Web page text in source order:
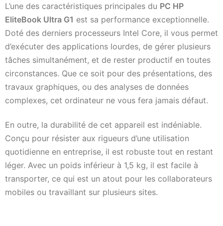
L’une des caractéristiques principales du PC HP
EliteBook Ultra G1 est sa performance exceptionnelle.
Doté des derniers processeurs Intel Core, il vous permet
d’exécuter des applications lourdes, de gérer plusieurs
tâches simultanément, et de rester productif en toutes
circonstances. Que ce soit pour des présentations, des
travaux graphiques, ou des analyses de données
complexes, cet ordinateur ne vous fera jamais défaut.
En outre, la durabilité de cet appareil est indéniable.
Conçu pour résister aux rigueurs d’une utilisation
quotidienne en entreprise, il est robuste tout en restant
léger. Avec un poids inférieur à 1,5 kg, il est facile à
transporter, ce qui est un atout pour les collaborateurs
mobiles ou travaillant sur plusieurs sites.